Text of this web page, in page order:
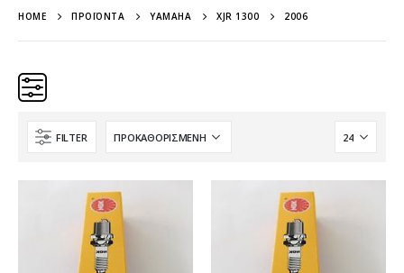
HOME ΠΡΟΪΌΝΤΑ YAMAHA XJR 1300 2006
Κατηγορίες
Προϊόν Προέλευση
Aftermarket
FILTER